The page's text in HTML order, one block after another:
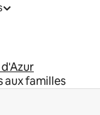
aux familles